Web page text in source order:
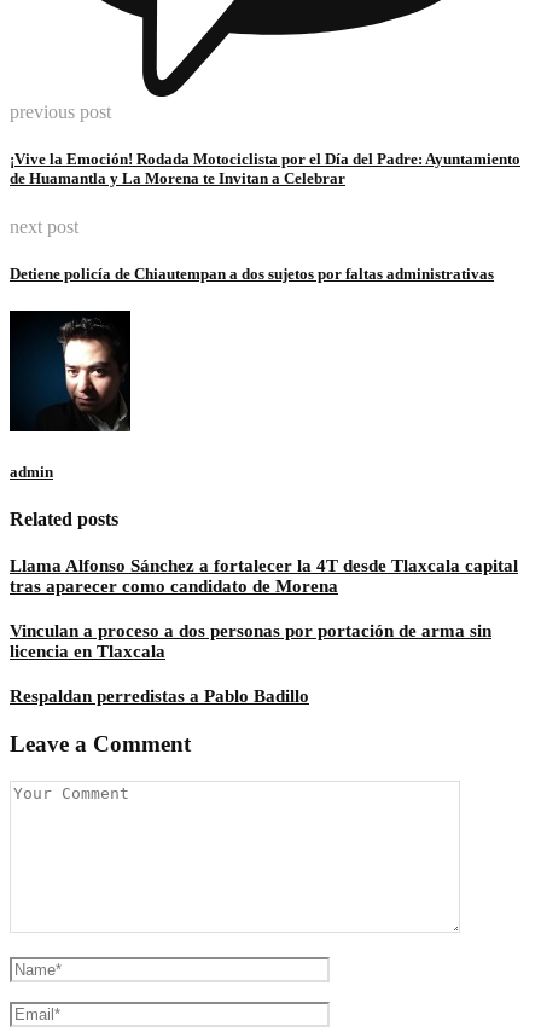
previous post
¡Vive la Emoción! Rodada Motociclista por el Día del Padre: Ayuntamiento
de Huamantla y La Morena te Invitan a Celebrar
next post
Detiene policía de Chiautempan a dos sujetos por faltas administrativas
admin
Related posts
Llama Alfonso Sánchez a fortalecer la 4T desde Tlaxcala capital
tras aparecer como candidato de Morena
Vinculan a proceso a dos personas por portación de arma sin
licencia en Tlaxcala
Respaldan perredistas a Pablo Badillo
Leave a Comment